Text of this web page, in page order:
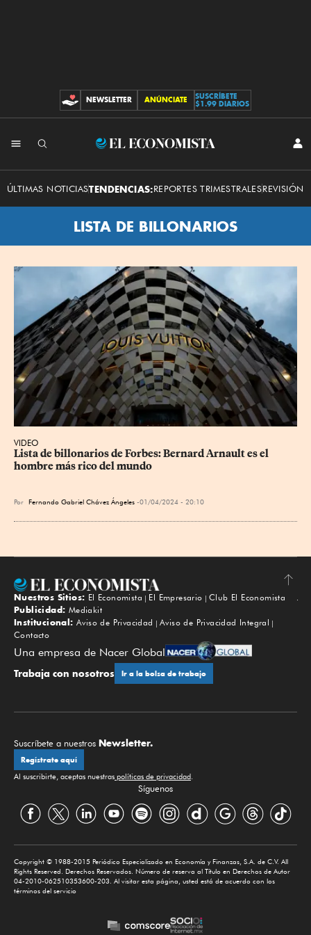
CONTRIBUCIONES
NEWSLETTER ANÚNCIATE
SUSCRÍBETE
$1.99 DIARIOS
El
Economista
ÚLTIMAS NOTICIASTENDENCIAS:REPORTES TRIMESTRALESREVISIÓN
LISTA DE BILLONARIOS
VIDEO
Lista de billonarios de Forbes: Bernard Arnault es el
hombre más rico del mundo
Por Fernando Gabriel Chávez Ángeles 01/04/2024 - 20:10
Subir
Nuestros Sitios: El Economista El Empresario
Club El Economista
Publicidad: Mediakit
Institucional: Aviso de Privacidad
Aviso de Privacidad Integral
Contacto
Una empresa de Nacer Global
Trabaja con nosotros Ir a la bolsa de trabajo
Suscríbete a nuestros Newsletter.
Regístrate aquí
Al suscribirte, aceptas nuestras políticas de privacidad.
Síguenos
Copyright © 1988-2015 Periódico Especializado en Economía y Finanzas, S.A. de C.V. All
Rights Reserved. Derechos Reservados. Número de reserva al Título en Derechos de Autor
04-2010-062510353600-203. Al visitar esta página, usted está de acuerdo con los
términos del servicio